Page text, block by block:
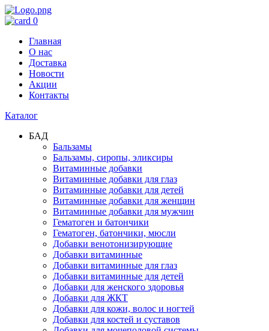
0
Главная
О нас
Доставка
Новости
Акции
Контакты
Каталог
БАД
Бальзамы
Бальзамы, сиропы, эликсиры
Витаминные добавки
Витаминные добавки для глаз
Витаминные добавки для детей
Витаминные добавки для женщин
Витаминные добавки для мужчин
Гематоген и батончики
Гематоген, батончики, мюсли
Добавки венотонизирующие
Добавки витаминные
Добавки витаминные для глаз
Добавки витаминные для детей
Добавки для женского здоровья
Добавки для ЖКТ
Добавки для кожи, волос и ногтей
Добавки для костей и суставов